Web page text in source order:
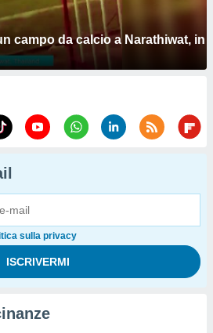
campo da calcio a Narathiwat, in
sulla privacy